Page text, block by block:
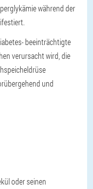
während der
- beeinträchtigte
verursacht wird, die
und
oder seinen